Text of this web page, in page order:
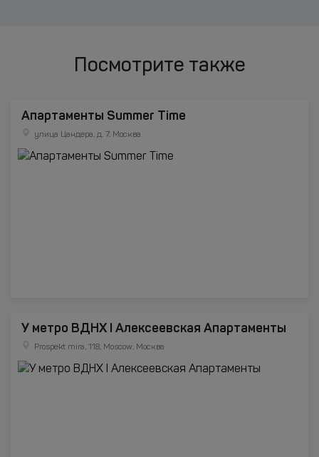
Посмотрите также
Апартаменты Summer Time
улица Цандера, д. 7, Москва
У метро ВДНХ I Алексеевская Апартаменты
Prospekt mira, 118, Moscow, Москва